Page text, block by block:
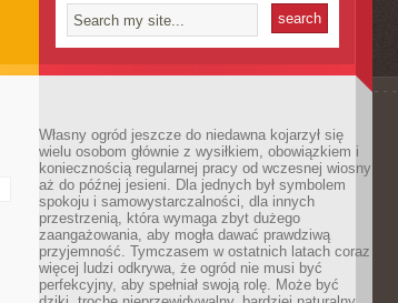
Własny ogród jeszcze do niedawna kojarzył się
wielu osobom głównie z wysiłkiem, obowiązkiem i
koniecznością regularnej pracy od wczesnej wiosny
aż do późnej jesieni. Dla jednych był symbolem
spokoju i samowystarczalności, dla innych
przestrzenią, która wymaga zbyt dużego
zaangażowania, aby mogła dawać prawdziwą
przyjemność. Tymczasem w ostatnich latach coraz
więcej ludzi odkrywa, że ogród nie musi być
perfekcyjny, aby spełniał swoją rolę. Może być